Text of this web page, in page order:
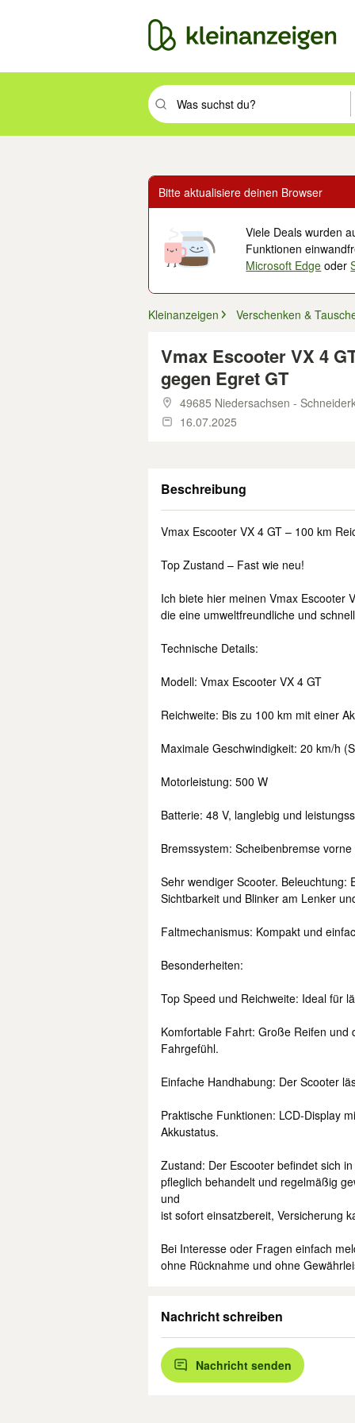
Suchbegriff eingeben. Eingabetaste
Bitte aktualisiere deinen Browser
Viele Deals wurden
Funktionen
Microsoft Edge oder
Kleinanzeigen Verschenken &
Vmax Escooter VX 4
gegen Egret GT
49685 Niedersachsen -
16.07.2025
Beschreibung
Vmax Escooter VX 4 GT – 100 km
Top Zustand – Fast wie neu!
Ich biete hier meinen Vmax Escooter
die eine umweltfreundliche und
Technische Details:
Modell: Vmax Escooter VX 4 GT
Reichweite: Bis zu 100 km mit einer
Maximale Geschwindigkeit: 20 km/h
Motorleistung: 500 W
Batterie: 48 V, langlebig und
Bremssystem: Scheibenbremse
Sehr wendiger Scooter.
Sichtbarkeit und Blinker am Lenker
Faltmechanismus: Kompakt und
Besonderheiten:
Top Speed und Reichweite: Ideal für
Komfortable Fahrt: Große Reifen
Fahrgefühl.
Einfache Handhabung: Der Scooter
Praktische Funktionen: LCD-Display
Akkustatus.
Zustand: Der Escooter befindet sich
pfleglich behandelt und regelmäßig
und
ist sofort einsatzbereit, Versicherung
Bei Interesse oder Fragen einfach
ohne Rücknahme und ohne
Nachricht schreiben
Nachricht senden